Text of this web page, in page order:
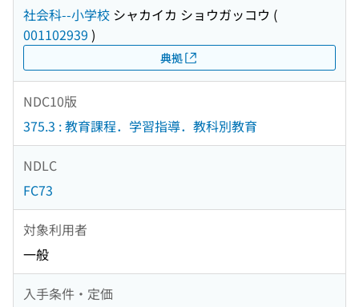
社会科--小学校 シャカイカ ショウガッコウ (
001102939 )
典拠
NDC10版
375.3 : 教育課程．学習指導．教科別教育
NDLC
FC73
対象利用者
一般
入手条件・定価